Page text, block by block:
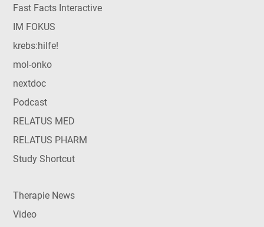
Fast Facts Interactive
IM FOKUS
krebs:hilfe!
mol-onko
nextdoc
Podcast
RELATUS MED
RELATUS PHARM
Study Shortcut
Therapie News
Video